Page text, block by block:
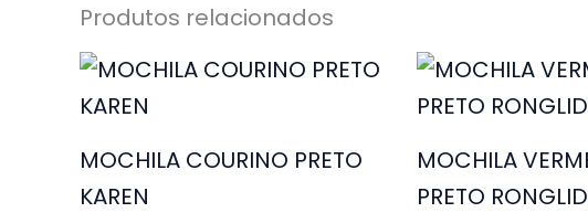
Produtos relacionados
MOCHILA COURINO PRETO
KAREN
MOCHILA
PRETO